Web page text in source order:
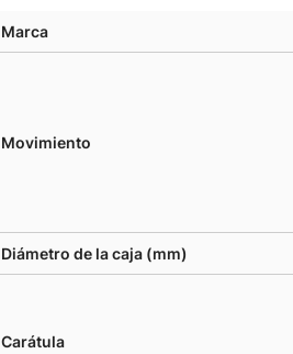
Marca
Movimiento
Diámetro de la caja (mm)
Carátula